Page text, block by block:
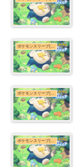
ポケモンスリープ(ポケスリ)まとめ
ポケモンスリープ(ポケスリ)まとめ